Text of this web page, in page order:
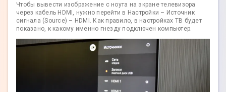
Чтобы вывести изображение с ноута на экране телевизора
через кабель HDMI, нужно перейти в Настройки – Источник
сигнала (Source) – HDMI. Как правило, в настройках ТВ будет
показано, к какому именно гнезду подключен компьютер.